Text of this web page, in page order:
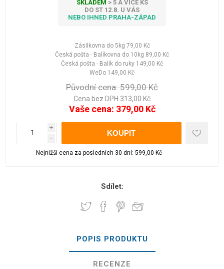
SKLADEM > 5 A VÍCE KS
DO ST 12.8. U VÁS
NEBO IHNED PRAHA-ZÁPAD
Zásilkovna do 5kg 79,00 Kč
Česká pošta - Balíkovna do 10kg 89,00 Kč
Česká pošta - Balík do ruky 149,00 Kč
WeDo 149,00 Kč
Původní cena: 599,00 Kč
Cena bez DPH 313,00 Kč
Vaše cena: 379,00 Kč
i
h
Nejnižší cena za posledních 30 dní: 599,00 Kč
Sdílet:
POPIS PRODUKTU
RECENZE